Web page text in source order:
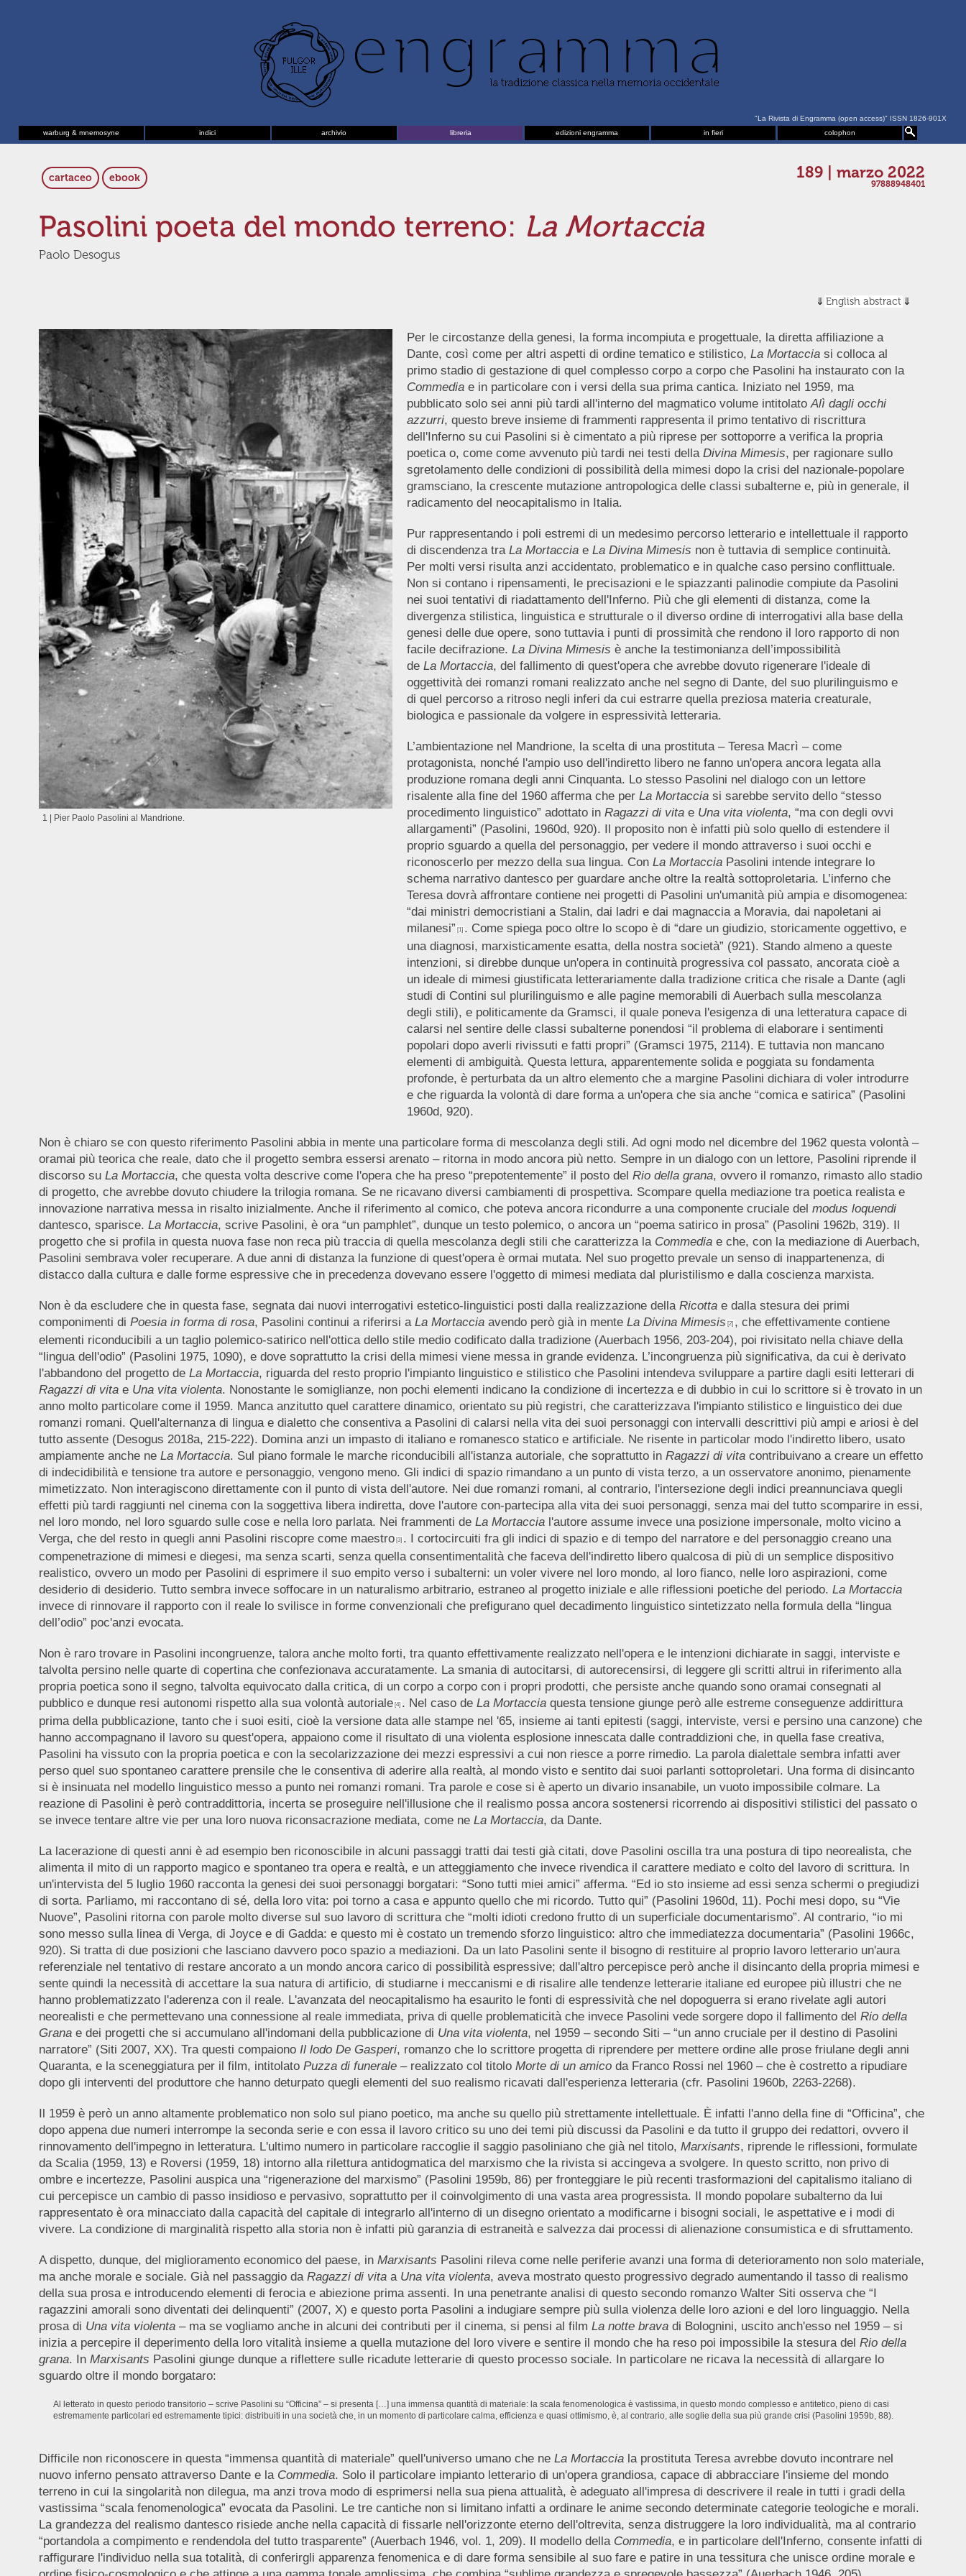
"La Rivista di Engramma (open access)" ISSN 1826-901X
warburg & mnemosyne
indici archivio libreria edizioni engramma in fieri colophon
cartaceo ebook 189 | marzo 2022
97888948401
Pasolini poeta del mondo terreno: La Mortaccia
Paolo Desogus
English abstract
1 | Pier Paolo Pasolini al Mandrione.
Per le circostanze della genesi, la forma incompiuta e progettuale, la diretta affiliazione a
Dante, così come per altri aspetti di ordine tematico e stilistico, La Mortacciasi colloca al
primo stadio di gestazione di quel complesso corpo a corpo che Pasolini ha instaurato con la
Commediae in particolare con i versi della sua prima cantica. Iniziato nel 1959, ma
pubblicato solo sei anni più tardi all'interno del magmatico volume intitolatoAlì dagli occhi
azzurri, questo breve insieme di frammenti rappresenta il primo tentativo di riscrittura
dell'Inferno su cui Pasolini si è cimentato a più riprese per sottoporre a verifica la propria
poetica o, come come avvenuto più tardi nei testi della Divina Mimesis, per ragionare sullo
sgretolamento delle condizioni di possibilità della mimesi dopo la crisi del nazionale-popolare
gramsciano, la crescente mutazione antropologica delle classi subalterne e, più in generale, il
radicamento del neocapitalismo in Italia.
Pur rappresentando i poli estremi di un medesimo percorso letterario e intellettuale il rapporto
di discendenza tra La Mortacciae La Divina Mimesis non è tuttavia di semplice continuità.
Per molti versi risulta anzi accidentato, problematico e in qualche caso persino conflittuale.
Non si contano i ripensamenti, le precisazioni e le spiazzanti palinodie compiute da Pasolini
nei suoi tentativi di riadattamento dell'Inferno. Più che gli elementi di distanza, come la
divergenza stilistica, linguistica e strutturale o il diverso ordine di interrogativi alla base della
genesi delle due opere, sono tuttavia i punti di prossimità che rendono il loro rapporto di non
facile decifrazione. La Divina Mimesis è anche la testimonianza dell’impossibilità
de La Mortaccia, del fallimento di quest'opera che avrebbe dovuto rigenerare l'ideale di
oggettività dei romanzi romani realizzato anche nel segno di Dante, del suo plurilinguismo e
di quel percorso a ritroso negli inferi da cui estrarre quella preziosa materia creaturale,
biologica e passionale da volgere in espressività letteraria.
L’ambientazione nel Mandrione, la scelta di una prostituta – Teresa Macrì – come
protagonista, nonché l'ampio uso dell'indiretto libero ne fanno un'opera ancora legata alla
produzione romana degli anni Cinquanta. Lo stesso Pasolini nel dialogo con un lettore
risalente alla fine del 1960 afferma che per La Mortacciasi sarebbe servito dello “stesso
procedimento linguistico” adottato in Ragazzi di vitae Una vita violenta, “ma con degli ovvi
allargamenti” (Pasolini, 1960d, 920). Il proposito non è infatti più solo quello di estendere il
proprio sguardo a quella del personaggio, per vedere il mondo attraverso i suoi occhi e
riconoscerlo per mezzo della sua lingua. Con La MortacciaPasolini intende integrare lo
schema narrativo dantesco per guardare anche oltre la realtà sottoproletaria. L’inferno che
Teresa dovrà affrontare contiene nei progetti di Pasolini un'umanità più ampia e disomogenea:
“dai ministri democristiani a Stalin, dai ladri e dai magnaccia a Moravia, dai napoletani ai
milanesi” [1] . Come spiega poco oltre lo scopo è di “dare un giudizio, storicamente oggettivo, e
una diagnosi, marxisticamente esatta, della nostra società” (921). Stando almeno a queste
intenzioni, si direbbe dunque un'opera in continuità progressiva col passato, ancorata cioè a
un ideale di mimesi giustificata letterariamente dalla tradizione critica che risale a Dante (agli
studi di Contini sul plurilinguismo e alle pagine memorabili di Auerbach sulla mescolanza
degli stili), e politicamente da Gramsci, il quale poneva l'esigenza di una letteratura capace di
calarsi nel sentire delle classi subalterne ponendosi “il problema di elaborare i sentimenti
popolari dopo averli rivissuti e fatti propri” (Gramsci 1975, 2114). E tuttavia non mancano
elementi di ambiguità. Questa lettura, apparentemente solida e poggiata su fondamenta
profonde, è perturbata da un altro elemento che a margine Pasolini dichiara di voler introdurre
e che riguarda la volontà di dare forma a un'opera che sia anche “comica e satirica” (Pasolini
1960d, 920).
Non è chiaro se con questo riferimento Pasolini abbia in mente una particolare forma di mescolanza degli stili. Ad ogni modo nel dicembre del 1962 questa volontà –
oramai più teorica che reale, dato che il progetto sembra essersi arenato – ritorna in modo ancora più netto. Sempre in un dialogo con un lettore, Pasolini riprende il
discorso su La Mortaccia, che questa volta descrive come l'opera che ha preso “prepotentemente” il posto del Rio della grana, ovvero il romanzo, rimasto allo stadio
di progetto, che avrebbe dovuto chiudere la trilogia romana. Se ne ricavano diversi cambiamenti di prospettiva. Scompare quella mediazione tra poetica realista e
innovazione narrativa messa in risalto inizialmente. Anche il riferimento al comico, che poteva ancora ricondurre a una componente cruciale del modus loquendi
dantesco, sparisce. La Mortaccia, scrive Pasolini, è ora “un pamphlet”, dunque un testo polemico, o ancora un “poema satirico in prosa” (Pasolini 1962b, 319). Il
progetto che si profila in questa nuova fase non reca più traccia di quella mescolanza degli stili che caratterizza la Commediae che, con la mediazione di Auerbach,
Pasolini sembrava voler recuperare. A due anni di distanza la funzione di quest'opera è ormai mutata. Nel suo progetto prevale un senso di inappartenenza, di
distacco dalla cultura e dalle forme espressive che in precedenza dovevano essere l'oggetto di mimesi mediata dal pluristilismo e dalla coscienza marxista.
Non è da escludere che in questa fase, segnata dai nuovi interrogativi estetico-linguistici posti dalla realizzazione della Ricottae dalla stesura dei primi
componimenti di Poesia in forma di rosa, Pasolini continui a riferirsi a La Mortacciaavendo però già in mente La Divina Mimesis [2] , che effettivamente contiene
elementi riconducibili a un taglio polemico-satirico nell'ottica dello stile medio codificato dalla tradizione (Auerbach 1956, 203-204), poi rivisitato nella chiave della
“lingua dell'odio” (Pasolini 1975, 1090), e dove soprattutto la crisi della mimesi viene messa in grande evidenza. L’incongruenza più significativa, da cui è derivato
l'abbandono del progetto de La Mortaccia, riguarda del resto proprio l'impianto linguistico e stilistico che Pasolini intendeva sviluppare a partire dagli esiti letterari di
Ragazzi di vitae Una vita violenta. Nonostante le somiglianze, non pochi elementi indicano la condizione di incertezza e di dubbio in cui lo scrittore si è trovato in un
anno molto particolare come il 1959. Manca anzitutto quel carattere dinamico, orientato su più registri, che caratterizzava l'impianto stilistico e linguistico dei due
romanzi romani. Quell'alternanza di lingua e dialetto che consentiva a Pasolini di calarsi nella vita dei suoi personaggi con intervalli descrittivi più ampi e ariosi è del
tutto assente (Desogus 2018a, 215-222). Domina anzi un impasto di italiano e romanesco statico e artificiale. Ne risente in particolar modo l'indiretto libero, usato
ampiamente anche ne La Mortaccia. Sul piano formale le marche riconducibili all'istanza autoriale, che soprattutto in Ragazzi di vitacontribuivano a creare un effetto
di indecidibilità e tensione tra autore e personaggio, vengono meno. Gli indici di spazio rimandano a un punto di vista terzo, a un osservatore anonimo, pienamente
mimetizzato. Non interagiscono direttamente con il punto di vista dell'autore. Nei due romanzi romani, al contrario, l'intersezione degli indici preannunciava quegli
effetti più tardi raggiunti nel cinema con la soggettiva libera indiretta, dove l'autore con-partecipa alla vita dei suoi personaggi, senza mai del tutto scomparire in essi,
nel loro mondo, nel loro sguardo sulle cose e nella loro parlata. Nei frammenti de La Mortaccial'autore assume invece una posizione impersonale, molto vicino a
Verga, che del resto in quegli anni Pasolini riscopre come maestro [3] . I cortocircuiti fra gli indici di spazio e di tempo del narratore e del personaggio creano una
compenetrazione di mimesi e diegesi, ma senza scarti, senza quella consentimentalità che faceva dell'indiretto libero qualcosa di più di un semplice dispositivo
realistico, ovvero un modo per Pasolini di esprimere il suo empito verso i subalterni: un voler vivere nel loro mondo, al loro fianco, nelle loro aspirazioni, come
desiderio di desiderio. Tutto sembra invece soffocare in un naturalismo arbitrario, estraneo al progetto iniziale e alle riflessioni poetiche del periodo. La Mortaccia
invece di rinnovare il rapporto con il reale lo svilisce in forme convenzionali che prefigurano quel decadimento linguistico sintetizzato nella formula della “lingua
dell’odio” poc'anzi evocata.
Non è raro trovare in Pasolini incongruenze, talora anche molto forti, tra quanto effettivamente realizzato nell'opera e le intenzioni dichiarate in saggi, interviste e
talvolta persino nelle quarte di copertina che confezionava accuratamente. La smania di autocitarsi, di autorecensirsi, di leggere gli scritti altrui in riferimento alla
propria poetica sono il segno, talvolta equivocato dalla critica, di un corpo a corpo con i propri prodotti, che persiste anche quando sono oramai consegnati al
pubblico e dunque resi autonomi rispetto alla sua volontà autoriale [4] . Nel caso de La Mortacciaquesta tensione giunge però alle estreme conseguenze addirittura
prima della pubblicazione, tanto che i suoi esiti, cioè la versione data alle stampe nel '65, insieme ai tanti epitesti (saggi, interviste, versi e persino una canzone) che
hanno accompagnano il lavoro su quest'opera, appaiono come il risultato di una violenta esplosione innescata dalle contraddizioni che, in quella fase creativa,
Pasolini ha vissuto con la propria poetica e con la secolarizzazione dei mezzi espressivi a cui non riesce a porre rimedio. La parola dialettale sembra infatti aver
perso quel suo spontaneo carattere prensile che le consentiva di aderire alla realtà, al mondo visto e sentito dai suoi parlanti sottoproletari. Una forma di disincanto
si è insinuata nel modello linguistico messo a punto nei romanzi romani. Tra parole e cose si è aperto un divario insanabile, un vuoto impossibile colmare. La
reazione di Pasolini è però contraddittoria, incerta se proseguire nell'illusione che il realismo possa ancora sostenersi ricorrendo ai dispositivi stilistici del passato o
se invece tentare altre vie per una loro nuova riconsacrazione mediata, come ne La Mortaccia, da Dante.
La lacerazione di questi anni è ad esempio ben riconoscibile in alcuni passaggi tratti dai testi già citati, dove Pasolini oscilla tra una postura di tipo neorealista, che
alimenta il mito di un rapporto magico e spontaneo tra opera e realtà, e un atteggiamento che invece rivendica il carattere mediato e colto del lavoro di scrittura. In
un'intervista del 5 luglio 1960 racconta la genesi dei suoi personaggi borgatari: “Sono tutti miei amici” afferma. “Ed io sto insieme ad essi senza schermi o pregiudizi
di sorta. Parliamo, mi raccontano di sé, della loro vita: poi torno a casa e appunto quello che mi ricordo. Tutto qui” (Pasolini 1960d, 11). Pochi mesi dopo, su “Vie
Nuove”, Pasolini ritorna con parole molto diverse sul suo lavoro di scrittura che “molti idioti credono frutto di un superficiale documentarismo”. Al contrario, “io mi
sono messo sulla linea di Verga, di Joyce e di Gadda: e questo mi è costato un tremendo sforzo linguistico: altro che immediatezza documentaria” (Pasolini 1966c,
920). Si tratta di due posizioni che lasciano davvero poco spazio a mediazioni. Da un lato Pasolini sente il bisogno di restituire al proprio lavoro letterario un'aura
referenziale nel tentativo di restare ancorato a un mondo ancora carico di possibilità espressive; dall'altro percepisce però anche il disincanto della propria mimesi e
sente quindi la necessità di accettare la sua natura di artificio, di studiarne i meccanismi e di risalire alle tendenze letterarie italiane ed europee più illustri che ne
hanno problematizzato l'aderenza con il reale. L'avanzata del neocapitalismo ha esaurito le fonti di espressività che nel dopoguerra si erano rivelate agli autori
neorealisti e che permettevano una connessione al reale immediata, priva di quelle problematicità che invece Pasolini vede sorgere dopo il fallimento del Rio della
Granae dei progetti che si accumulano all'indomani della pubblicazione di Una vita violenta, nel 1959 – secondo Siti – “un anno cruciale per il destino di Pasolini
narratore” (Siti 2007, XX). Tra questi compaiono Il lodo De Gasperi, romanzo che lo scrittore progetta di riprendere per mettere ordine alle prose friulane degli anni
Quaranta, e la sceneggiatura per il film, intitolato Puzza di funerale – realizzato col titolo Morte di un amico da Franco Rossi nel 1960 – che è costretto a ripudiare
dopo gli interventi del produttore che hanno deturpato quegli elementi del suo realismo ricavati dall'esperienza letteraria (cfr. Pasolini 1960b, 2263-2268).
Il 1959 è però un anno altamente problematico non solo sul piano poetico, ma anche su quello più strettamente intellettuale. È infatti l'anno della fine di “Officina”, che
dopo appena due numeri interrompe la seconda serie e con essa il lavoro critico su uno dei temi più discussi da Pasolini e da tutto il gruppo dei redattori, ovvero il
rinnovamento dell'impegno in letteratura. L'ultimo numero in particolare raccoglie il saggio pasoliniano che già nel titolo, Marxisants, riprende le riflessioni, formulate
da Scalia (1959, 13) e Roversi (1959, 18) intorno alla rilettura antidogmatica del marxismo che la rivista si accingeva a svolgere. In questo scritto, non privo di
ombre e incertezze, Pasolini auspica una “rigenerazione del marxismo” (Pasolini 1959b, 86) per fronteggiare le più recenti trasformazioni del capitalismo italiano di
cui percepisce un cambio di passo insidioso e pervasivo, soprattutto per il coinvolgimento di una vasta area progressista. Il mondo popolare subalterno da lui
rappresentato è ora minacciato dalla capacità del capitale di integrarlo all'interno di un disegno orientato a modificarne i bisogni sociali, le aspettative e i modi di
vivere. La condizione di marginalità rispetto alla storia non è infatti più garanzia di estraneità e salvezza dai processi di alienazione consumistica e di sfruttamento.
A dispetto, dunque, del miglioramento economico del paese, in Marxisants Pasolini rileva come nelle periferie avanzi una forma di deterioramento non solo materiale,
ma anche morale e sociale. Già nel passaggio da Ragazzi di vitaa Una vita violenta, aveva mostrato questo progressivo degrado aumentando il tasso di realismo
della sua prosa e introducendo elementi di ferocia e abiezione prima assenti. In una penetrante analisi di questo secondo romanzo Walter Siti osserva che “I
ragazzini amorali sono diventati dei delinquenti” (2007, X) e questo porta Pasolini a indugiare sempre più sulla violenza delle loro azioni e del loro linguaggio. Nella
prosa di Una vita violenta– ma se vogliamo anche in alcuni dei contributi per il cinema, si pensi al film La notte bravadi Bolognini, uscito anch'esso nel 1959 – si
inizia a percepire il deperimento della loro vitalità insieme a quella mutazione del loro vivere e sentire il mondo che ha reso poi impossibile la stesura del Rio della
grana. In Marxisants Pasolini giunge dunque a riflettere sulle ricadute letterarie di questo processo sociale. In particolare ne ricava la necessità di allargare lo
sguardo oltre il mondo borgataro:
Al letterato in questo periodo transitorio – scrive Pasolini su “Officina” – si presenta […] una immensa quantità di materiale: la scala fenomenologica è vastissima, in questo mondo complesso e antitetico, pieno di casi
estremamente particolari ed estremamente tipici: distribuiti in una società che, in un momento di particolare calma, efficienza e quasi ottimismo, è, al contrario, alle soglie della sua più grande crisi (Pasolini 1959b, 88).
Difficile non riconoscere in questa “immensa quantità di materiale” quell'universo umano che ne La Mortacciala prostituta Teresa avrebbe dovuto incontrare nel
nuovo inferno pensato attraverso Dante e la Commedia. Solo il particolare impianto letterario di un'opera grandiosa, capace di abbracciare l'insieme del mondo
terreno in cui la singolarità non dilegua, ma anzi trova modo di esprimersi nella sua piena attualità, è adeguato all'impresa di descrivere il reale in tutti i gradi della
vastissima “scala fenomenologica” evocata da Pasolini. Le tre cantiche non si limitano infatti a ordinare le anime secondo determinate categorie teologiche e morali.
La grandezza del realismo dantesco risiede anche nella capacità di fissarle nell'orizzonte eterno dell'oltrevita, senza distruggere la loro individualità, ma al contrario
“portandola a compimento e rendendola del tutto trasparente” (Auerbach 1946, vol. 1, 209). Il modello della Commedia, e in particolare dell'Inferno, consente infatti di
raffigurare l'individuo nella sua totalità, di conferirgli apparenza fenomenica e di dare forma sensibile al suo fare e patire in una tessitura che unisce ordine morale e